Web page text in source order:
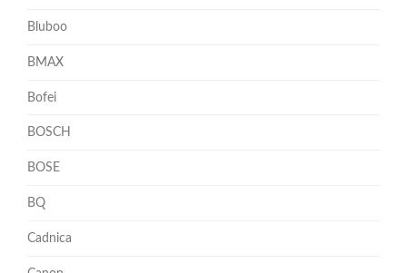
Bluboo
BMAX
Bofei
BOSCH
BOSE
BQ
Cadnica